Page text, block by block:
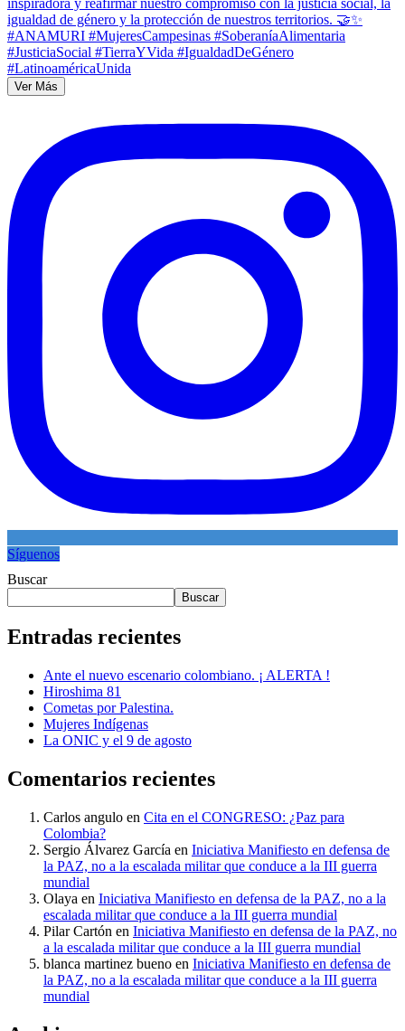
Ver Más
Síguenos
Buscar
Buscar
Entradas recientes
Ante el nuevo escenario colombiano. ¡ ALERTA !
Hiroshima 81
Cometas por Palestina.
Mujeres Indígenas
La ONIC y el 9 de agosto
Comentarios recientes
Carlos angulo en Cita en el CONGRESO: ¿Paz para
Colombia?
Sergio Álvarez García en Iniciativa Manifiesto en defensa de
la PAZ, no a la escalada militar que conduce a la III guerra
mundial
Olaya en Iniciativa Manifiesto en defensa de la PAZ, no a la
escalada militar que conduce a la III guerra mundial
Pilar Cartón en Iniciativa Manifiesto en defensa de la PAZ, no
a la escalada militar que conduce a la III guerra mundial
blanca martinez bueno en Iniciativa Manifiesto en defensa de
la PAZ, no a la escalada militar que conduce a la III guerra
mundial